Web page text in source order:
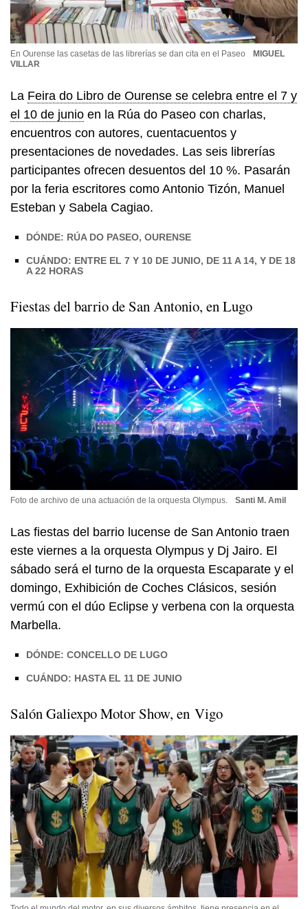
En Ourense las casetas de las librerías se dan cita en el Paseo
MIGUEL
VILLAR
La Feira do Libro de Ourense se celebra entre el 7 y
el 10 de junio en la Rúa do Paseo con charlas,
encuentros con autores, cuentacuentos y
presentaciones de novedades. Las seis librerías
participantes ofrecen desuentos del 10 %. Pasarán
por la feria escritores como Antonio Tizón, Manuel
Esteban y Sabela Cagiao.
DÓNDE: RÚA DO PASEO, OURENSE
CUÁNDO: ENTRE EL 7 Y 10 DE JUNIO, DE 11 A 14, Y DE 18
A 22 HORAS
Fiestas del barrio de San Antonio, en Lugo
Foto de archivo de una actuación de la orquesta Olympus. Santi M. Amil
Las fiestas del barrio lucense de San Antonio traen
este viernes a la orquesta Olympus y Dj Jairo. El
sábado será el turno de la orquesta Escaparate y el
domingo, Exhibición de Coches Clásicos, sesión
vermú con el dúo Eclipse y verbena con la orquesta
Marbella.
DÓNDE: CONCELLO DE LUGO
CUÁNDO: HASTA EL 11 DE JUNIO
Salón Galiexpo Motor Show, en Vigo